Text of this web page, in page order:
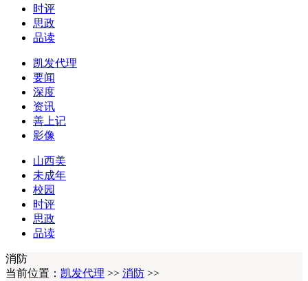
时评
思政
品读
凯发代理
要闻
深度
资讯
善上记
影像
山西美
未成年
校园
时评
思政
品读
消防
当前位置： 凯发代理 >> 消防 >>